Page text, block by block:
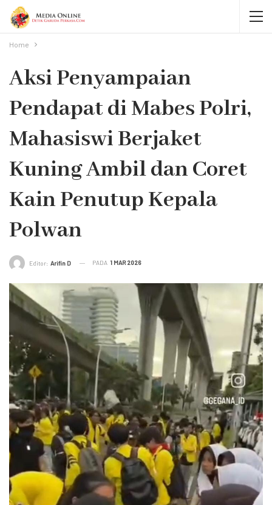
Home
Aksi Penyampaian
Pendapat di Mabes Polri,
Mahasiswi Berjaket
Kuning Ambil dan Coret
Kain Penutup Kepala
Polwan
Editor: Arifin D PADA 1 MAR 2026